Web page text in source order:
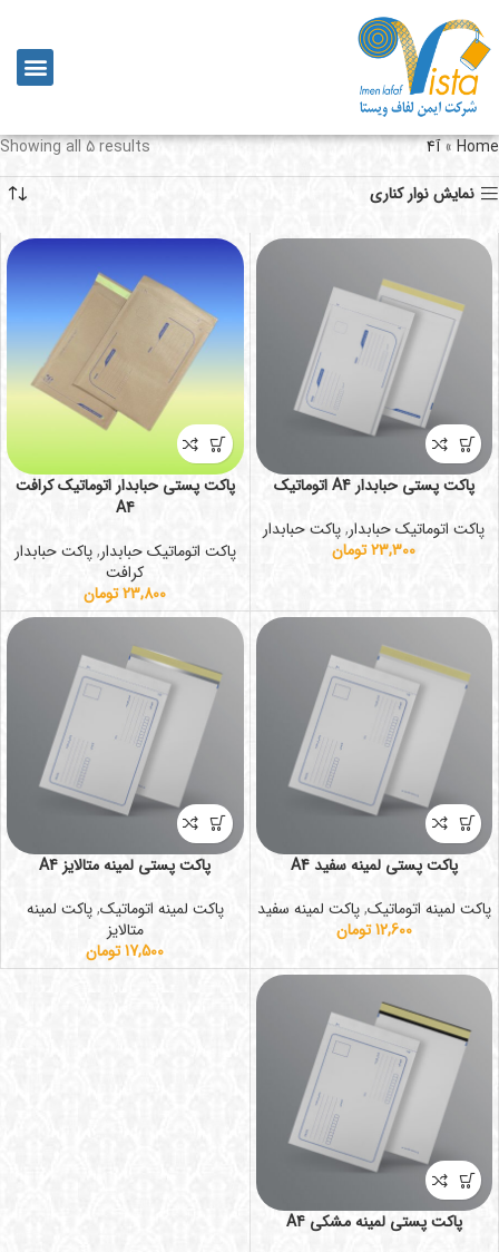
Home
»آ4
Showing all 5 results
نمایش نوار کناری
پاکت پستی حبابدار A4 اتوماتیک
پاکت اتوماتیک حبابدار,پاکت حبابدار
23,300تومان
پاکت پستی حبابدار اتوماتیک کرافت
A4
پاکت اتوماتیک حبابدار,پاکت حبابدار
کرافت
23,800تومان
پاکت پستی لمینه سفید A4
پاکت لمینه اتوماتیک,پاکت لمینه سفید
12,600تومان
پاکت پستی لمینه متالایز A4
پاکت لمینه اتوماتیک,پاکت لمینه
متالایز
17,500تومان
پاکت پستی لمینه مشکی A4